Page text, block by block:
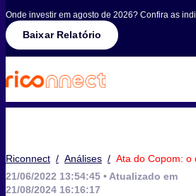
Onde investir em agosto de 2026? Confira as
Baixar Relatório
Riconnect / Análises / Ata do Copom: o
21/06/2022 13:54:45 • Atualizado em
21/08/2024 16:16:17